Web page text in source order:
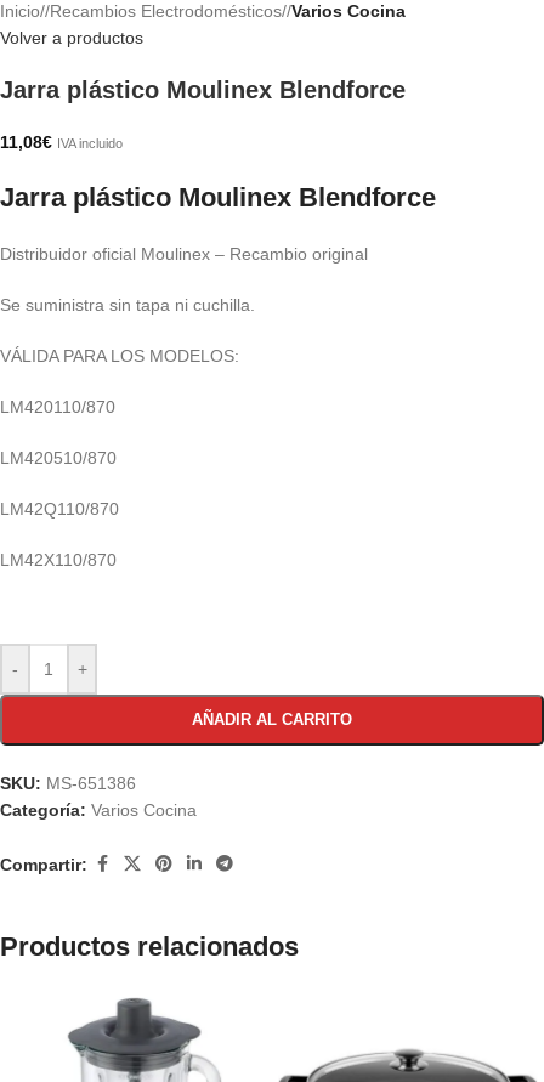
Inicio/ Recambios Electrodomésticos/ Varios Cocina
Volver a productos
Jarra plástico Moulinex Blendforce
11,08€ IVA incluido
Jarra plástico Moulinex Blendforce
Distribuidor oficial Moulinex – Recambio original
Se suministra sin tapa ni cuchilla.
VÁLIDA PARA LOS MODELOS:
LM420110/870
LM420510/870
LM42Q110/870
LM42X110/870
- +
AÑADIR AL CARRITO
SKU: MS-651386
Categoría: Varios Cocina
Compartir:
Productos relacionados